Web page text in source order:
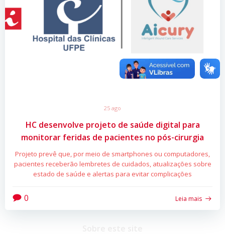
25 ago
HC desenvolve projeto de saúde digital para
monitorar feridas de pacientes no pós-cirurgia
Projeto prevê que, por meio de smartphones ou computadores,
pacientes receberão lembretes de cuidados, atualizações sobre
estado de saúde e alertas para evitar complicações
0 Leia mais